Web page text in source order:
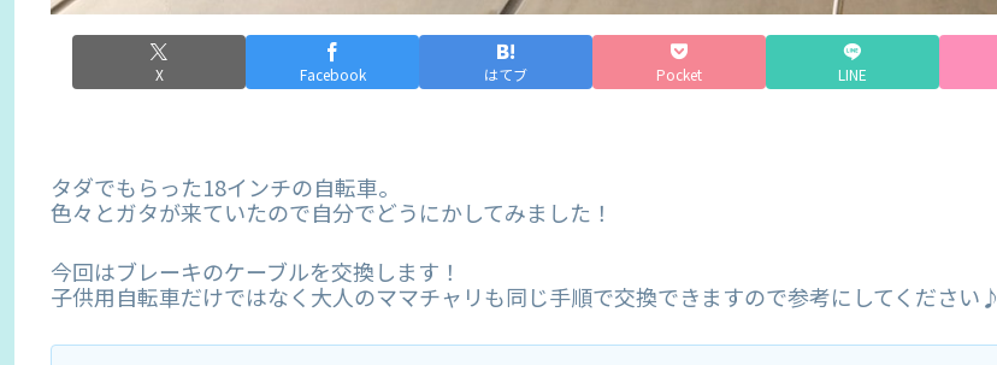
X Facebook はてブ Pocket LINE
タダでもらった18インチの自転車。
色々とガタが来ていたので自分でどうにかしてみました！
今回はブレーキのケーブルを交換します！
子供用自転車だけではなく大人のママチャリも同じ手順で交換できますので参考にしてください♪